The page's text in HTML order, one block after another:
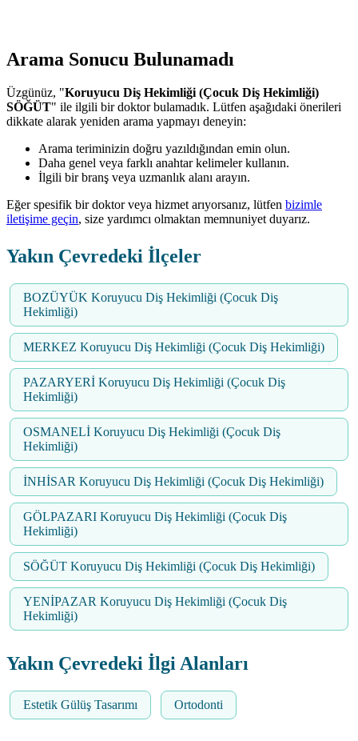
Arama Sonucu Bulunamadı
Üzgünüz, "Koruyucu Diş Hekimliği (Çocuk Diş Hekimliği)
SÖĞÜT" ile ilgili bir doktor bulamadık. Lütfen aşağıdaki önerileri
dikkate alarak yeniden arama yapmayı deneyin:
Arama teriminizin doğru yazıldığından emin olun.
Daha genel veya farklı anahtar kelimeler kullanın.
İlgili bir branş veya uzmanlık alanı arayın.
Eğer spesifik bir doktor veya hizmet arıyorsanız, lütfen bizimle
iletişime geçin, size yardımcı olmaktan memnuniyet duyarız.
Yakın Çevredeki İlçeler
BOZÜYÜK Koruyucu Diş Hekimliği (Çocuk Diş
Hekimliği)
MERKEZ Koruyucu Diş Hekimliği (Çocuk Diş Hekimliği)
PAZARYERİ Koruyucu Diş Hekimliği (Çocuk Diş
Hekimliği)
OSMANELİ Koruyucu Diş Hekimliği (Çocuk Diş
Hekimliği)
İNHİSAR Koruyucu Diş Hekimliği (Çocuk Diş Hekimliği)
GÖLPAZARI Koruyucu Diş Hekimliği (Çocuk Diş
Hekimliği)
SÖĞÜT Koruyucu Diş Hekimliği (Çocuk Diş Hekimliği)
YENİPAZAR Koruyucu Diş Hekimliği (Çocuk Diş
Hekimliği)
Yakın Çevredeki İlgi Alanları
Estetik Gülüş Tasarımı Ortodonti